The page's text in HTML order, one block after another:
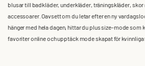
blusar till badkläder, underkläder, träningskläder,
accessoarer. Oavsett om du letar efter en ny
hänger med hela dagen, hittar du plus size-mode som
favoriter online och upptäck mode skapat för kvinnliga